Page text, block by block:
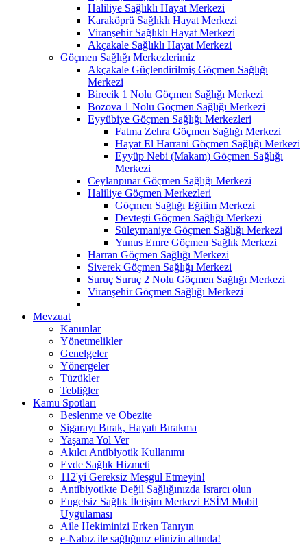
Haliliye Sağlıklı Hayat Merkezi
Karaköprü Sağlıklı Hayat Merkezi
Viranşehir Sağlıklı Hayat Merkezi
Akçakale Sağlıklı Hayat Merkezi
Göçmen Sağlığı Merkezlerimiz
Akçakale Güçlendirilmiş Göçmen Sağlığı
Merkezi
Birecik 1 Nolu Göçmen Sağlığı Merkezi
Bozova 1 Nolu Göçmen Sağlığı Merkezi
Eyyübiye Göçmen Sağlığı Merkezleri
Fatma Zehra Göçmen Sağlığı Merkezi
Hayat El Harrani Göçmen Sağlığı Merkezi
Eyyüp Nebi (Makam) Göçmen Sağlığı
Merkezi
Ceylanpınar Göçmen Sağlığı Merkezi
Haliliye Göçmen Merkezleri
Göçmen Sağlığı Eğitim Merkezi
Devteşti Göçmen Sağlığı Merkezi
Süleymaniye Göçmen Sağlığı Merkezi
Yunus Emre Göçmen Sağlık Merkezi
Harran Göçmen Sağlığı Merkezi
Siverek Göçmen Sağlığı Merkezi
Suruç Suruç 2 Nolu Göçmen Sağlığı Merkezi
Viranşehir Göçmen Sağlığı Merkezi
Mevzuat
Kanunlar
Yönetmelikler
Genelgeler
Yönergeler
Tüzükler
Tebliğler
Kamu Spotları
Beslenme ve Obezite
Sigarayı Bırak, Hayatı Bırakma
Yaşama Yol Ver
Akılcı Antibiyotik Kullanımı
Evde Sağlık Hizmeti
112'yi Gereksiz Meşgul Etmeyin!
Antibiyotikte Değil Sağlığınızda Israrcı olun
Engelsiz Sağlık İletişim Merkezi ESİM Mobil
Uygulaması
Aile Hekiminizi Erken Tanıyın
e-Nabız ile sağlığınız elinizin altında!